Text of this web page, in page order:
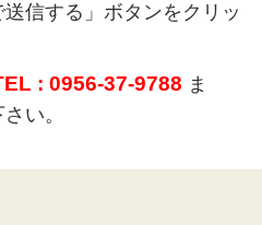
信する」ボタンをクリッ
: 0956-37-9788 ま
い。